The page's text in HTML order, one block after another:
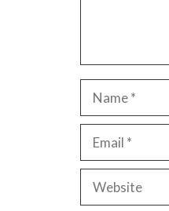
Name
Email
Website